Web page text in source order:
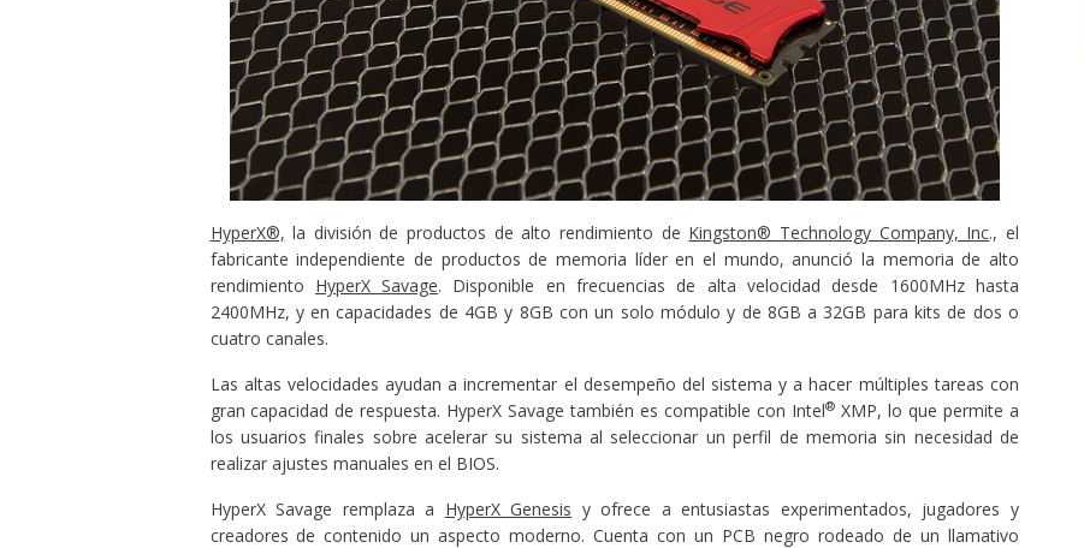
HyperX®, la división de productos de alto rendimiento de Kingston® Technology Company, Inc., el
fabricante independiente de productos de memoria líder en el mundo, anunció la memoria de alto
rendimiento HyperX Savage. Disponible en frecuencias de alta velocidad desde 1600MHz hasta
2400MHz, y en capacidades de 4GB y 8GB con un solo módulo y de 8GB a 32GB para kits de dos o
cuatro canales.
Las altas velocidades ayudan a incrementar el desempeño del sistema y a hacer múltiples tareas con
gran capacidad de respuesta. HyperX Savage también es compatible con Intel® XMP, lo que permite a
los usuarios finales sobre acelerar su sistema al seleccionar un perfil de memoria sin necesidad de
realizar ajustes manuales en el BIOS.
HyperX Savage remplaza a HyperX Genesis y ofrece a entusiastas experimentados, jugadores y
creadores de contenido un aspecto moderno. Cuenta con un PCB negro rodeado de un llamativo